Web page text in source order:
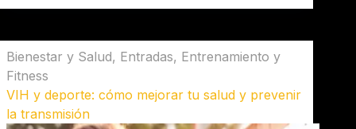
Bienestar y Salud, Entradas, Entrenamiento y
Fitness
VIH y deporte: cómo mejorar tu salud y prevenir
la transmisión